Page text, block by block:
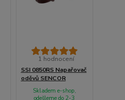
1 hodnocení
SSI 0850RS Napařovač
oděvů SENCOR
Skladem e-shop,
odešleme do 2-3